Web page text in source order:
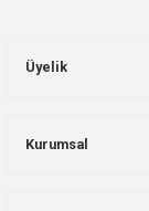
Üyelik
Kurumsal